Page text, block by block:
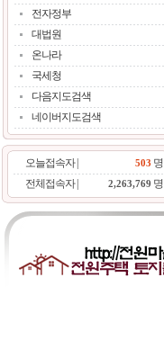
전자정부
대법원
온나라
국세청
다음지도검색
네이버지도검색
오늘접속자 | 503 명
전체접속자 |
2,263,769 명